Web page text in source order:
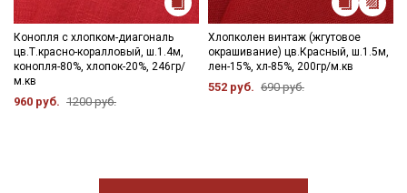
Конопля с хлопком-диагональ
цв.Т.красно-коралловый, ш.1.4м,
конопля-80%, хлопок-20%, 246гр/
м.кв
960 руб. 1200 руб.
Хлопколен винтаж (жгутовое
окрашивание) цв.Красный, ш.1.5м,
лен-15%, хл-85%, 200гр/м.кв
552 руб. 690 руб.